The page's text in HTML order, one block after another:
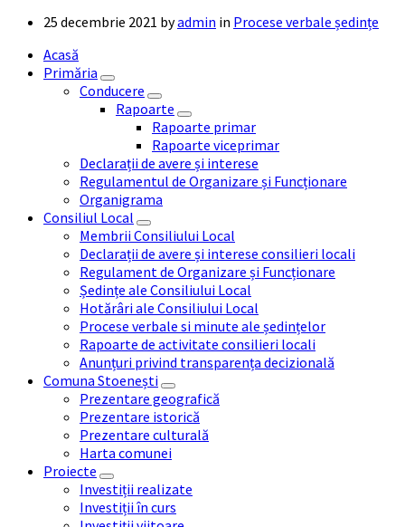
25 decembrie 2021 byadmin in Procese verbale ședințe
Acasă
Primăria
Conducere
Rapoarte
Rapoarte primar
Rapoarte viceprimar
Declarații de avere și interese
Regulamentul de Organizare și Funcționare
Organigrama
Consiliul Local
Membrii Consiliului Local
Declarații de avere și interese consilieri locali
Regulament de Organizare și Funcționare
Ședințe ale Consiliului Local
Hotărâri ale Consiliului Local
Procese verbale si minute ale ședințelor
Rapoarte de activitate consilieri locali
Anunțuri privind transparența decizională
Comuna Stoenești
Prezentare geografică
Prezentare istorică
Prezentare culturală
Harta comunei
Proiecte
Investiții realizate
Investiții în curs